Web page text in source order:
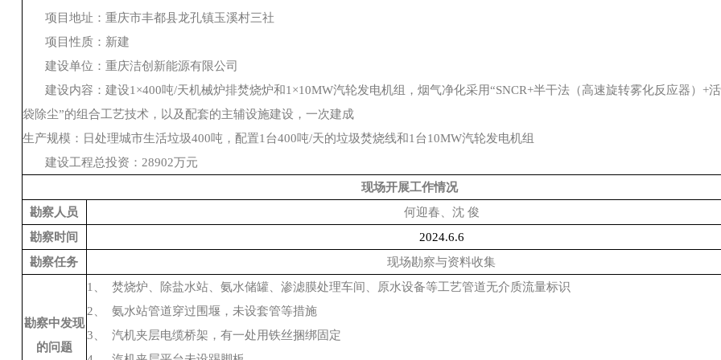
项目地址： 重庆市丰都县龙孔镇玉溪村三社
项目性质： 新建
建设单位： 重庆洁创新能源有限公司
建设内容： 建设1×400吨/天机械炉排焚烧炉和1×10MW汽轮发电机组，烟气净化采用“SNCR+半干法（高速旋转雾化反应器） +
袋除尘”的组合工艺技术，以及配套的主辅设施建设，一次建成
生产规模： 日处理城市生活垃圾400吨，配置1台400吨/天的垃圾焚烧线和1台10MW汽轮发电机组
建设工程总投资： 28902万元
现场开展工作情况
勘察人员
何迎春、沈 俊
勘察时间
2024.6.6
勘察任务
现场勘察与资料收集
勘察中发现
的问题
1、
焚烧炉、除盐水站、氨水储罐、渗滤膜处理车间、原水设备等工艺管道无介质流量标识
2、
氨水站管道穿过围堰，未设套管等措施
3、
汽机夹层电缆桥架，有一处用铁丝捆绑固定